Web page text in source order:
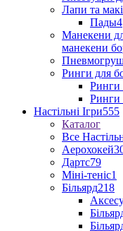
Лапи та
Пады4
Манекени
манекени
Ринги для
Ринги
Ринги
Настільні Ігри555
Каталог
Все
Аерохокей
Дартс79
Міні-теніс1
Більярд218